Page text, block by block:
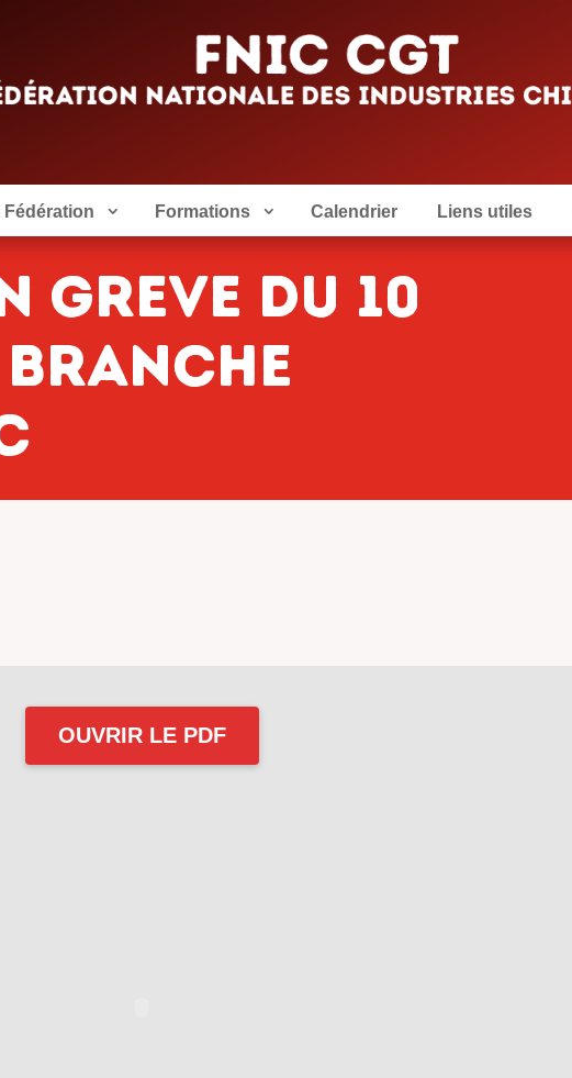
Fédération Formations Calendrier Liens utiles
du 10
branche
OUVRIR LE PDF